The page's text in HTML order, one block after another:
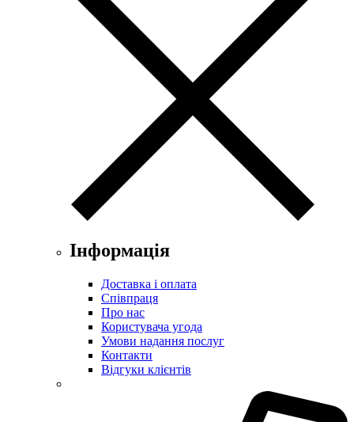
Інформація
Доставка і оплата
Співпраця
Про нас
Користувача угода
Умови надання послуг
Контакти
Відгуки клієнтів